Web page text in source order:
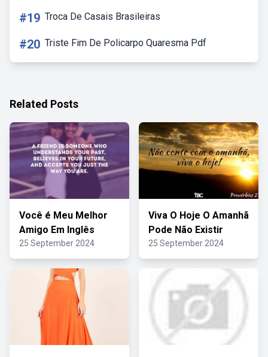
#19 Troca De Casais Brasileiras
#20 Triste Fim De Policarpo Quaresma Pdf
Related Posts
Você é Meu Melhor
Amigo Em Inglês
25 September 2024
Viva O Hoje O Amanhã
Pode Não Existir
25 September 2024